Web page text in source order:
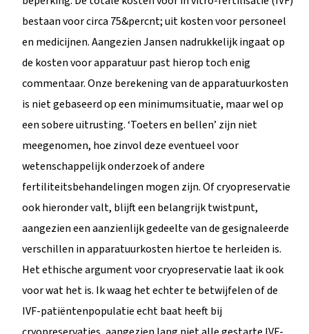
bestaan voor circa 75&percnt; uit kosten voor personeel
en medicijnen. Aangezien Jansen nadrukkelijk ingaat op
de kosten voor apparatuur past hierop toch enig
commentaar. Onze berekening van de apparatuurkosten
is niet gebaseerd op een minimumsituatie, maar wel op
een sobere uitrusting. ‘Toeters en bellen’ zijn niet
meegenomen, hoe zinvol deze eventueel voor
wetenschappelijk onderzoek of andere
fertiliteitsbehandelingen mogen zijn. Of cryopreservatie
ook hieronder valt, blijft een belangrijk twistpunt,
aangezien een aanzienlijk gedeelte van de gesignaleerde
verschillen in apparatuurkosten hiertoe te herleiden is.
Het ethische argument voor cryopreservatie laat ik ook
voor wat het is. Ik waag het echter te betwijfelen of de
IVF-patiëntenpopulatie echt baat heeft bij